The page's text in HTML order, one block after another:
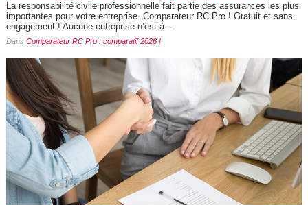
La responsabilité civile professionnelle fait partie des assurances les plus
importantes pour votre entreprise. Comparateur RC Pro ! Gratuit et sans
engagement ! Aucune entreprise n’est à...
Dans Comparateur RC Pro : comparatif 2026 !